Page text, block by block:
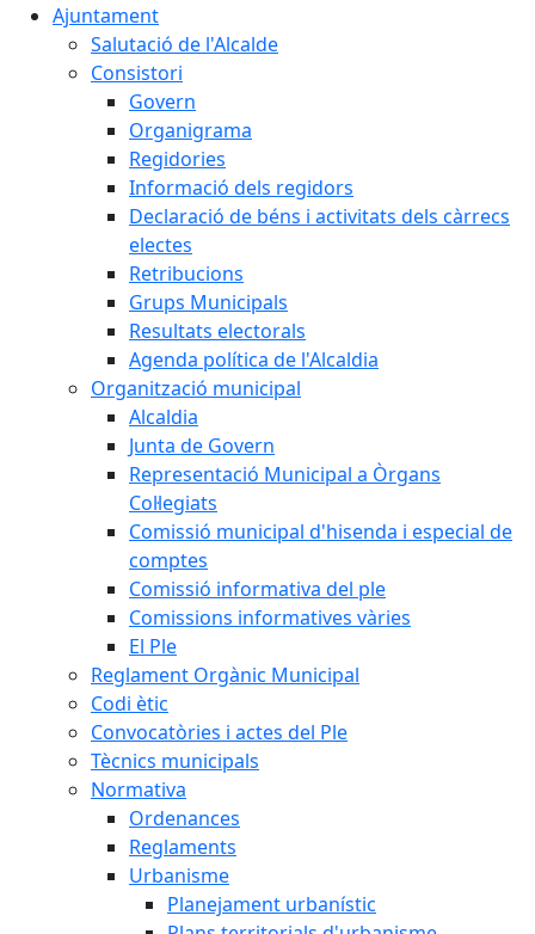
Ajuntament
Salutació de l'Alcalde
Consistori
Govern
Organigrama
Regidories
Informació dels regidors
Declaració de béns i activitats dels càrrecs
electes
Retribucions
Grups Municipals
Resultats electorals
Agenda política de l'Alcaldia
Organització municipal
Alcaldia
Junta de Govern
Representació Municipal a Òrgans
Col·legiats
Comissió municipal d'hisenda i especial de
comptes
Comissió informativa del ple
Comissions informatives vàries
El Ple
Reglament Orgànic Municipal
Codi ètic
Convocatòries i actes del Ple
Tècnics municipals
Normativa
Ordenances
Reglaments
Urbanisme
Planejament urbanístic